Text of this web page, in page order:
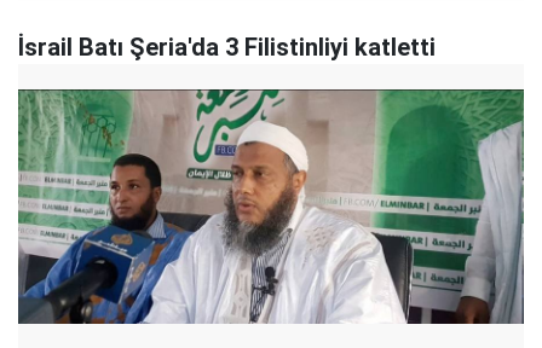
İsrail Batı Şeria'da 3 Filistinliyi katletti